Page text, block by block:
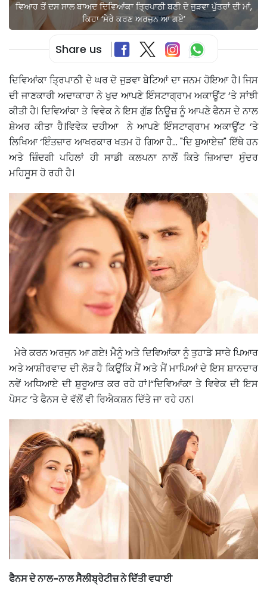
ਵਿਆਹ ਤੋਂ ਦਸ ਸਾਲ ਬਾਅਦ ਦਿਵਿਆਂਕਾ ਤ੍ਰਿਪਾਠੀ ਬਣੀ ਦੋ ਜੁੜਵਾ ਪੁੱਤਰਾਂ ਦੀ ਮਾਂ,
ਕਿਹਾ ‘ਮੇਰੇ ਕਰਣ ਅਰਜੁਨ ਆ ਗਏ’
Share us
ਦਿਵਿਆਂਕਾ ਤ੍ਰਿਪਾਠੀ ਦੇ ਘਰ ਦੋ ਜੁੜਵਾ ਬੇਟਿਆਂ ਦਾ ਜਨਮ ਹੋਇਆ ਹੈ। ਜਿਸ
ਦੀ ਜਾਣਕਾਰੀ ਅਦਾਕਾਰਾ ਨੇ ਖੁਦ ਆਪਣੇ ਇੰਸਟਾਗ੍ਰਾਮ ਅਕਾਊਂਟ ‘ਤੇ ਸਾਂਝੀ
ਕੀਤੀ ਹੈ। ਦਿਵਿਆਂਕਾ ਤੇ ਵਿਵੇਕ ਨੇ ਇਸ ਗੁੱਡ ਨਿਊਜ਼ ਨੂੰ ਆਪਣੇ ਫੈਨਸ ਦੇ ਨਾਲ
ਸ਼ੇਅਰ ਕੀਤਾ ਹੈ।ਵਿਵੇਕ ਦਹੀਆ ਨੇ ਆਪਣੇ ਇੰਸਟਾਗ੍ਰਾਮ ਅਕਾਊਂਟ ‘ਤੇ
ਲਿਖਿਆ ‘ਇੰਤਜ਼ਾਰ ਆਖਰਕਾਰ ਖਤਮ ਹੋ ਗਿਆ ਹੈ... "ਦਿ ਬੁਆਏਜ਼" ਇੱਥੇ ਹਨ
ਅਤੇ ਜ਼ਿੰਦਗੀ ਪਹਿਲਾਂ ਹੀ ਸਾਡੀ ਕਲਪਨਾ ਨਾਲੋਂ ਕਿਤੇ ਜ਼ਿਆਦਾ ਸੁੰਦਰ
ਮਹਿਸੂਸ ਹੋ ਰਹੀ ਹੈ।
ਮੇਰੇ ਕਰਨ ਅਰਜੁਨ ਆ ਗਏ! ਮੈਨੂੰ ਅਤੇ ਦਿਵਿਆਂਕਾ ਨੂੰ ਤੁਹਾਡੇ ਸਾਰੇ ਪਿਆਰ
ਅਤੇ ਆਸ਼ੀਰਵਾਦ ਦੀ ਲੋੜ ਹੈ ਕਿਉਂਕਿ ਮੈਂ ਅਤੇ ਮੈਂ ਮਾਪਿਆਂ ਦੇ ਇਸ ਸ਼ਾਨਦਾਰ
ਨਵੇਂ ਅਧਿਆਏ ਦੀ ਸ਼ੁਰੂਆਤ ਕਰ ਰਹੇ ਹਾਂ।“ਦਿਵਿਆਂਕਾ ਤੇ ਵਿਵੇਕ ਦੀ ਇਸ
ਪੋਸਟ ‘ਤੇ ਫੈਨਸ ਦੇ ਵੱਲੋਂ ਵੀ ਰਿਐਕਸ਼ਨ ਦਿੱਤੇ ਜਾ ਰਹੇ ਹਨ।
ਫੈਨਸ ਦੇ ਨਾਲ-ਨਾਲ ਸੈਲੀਬ੍ਰੇਟੀਜ਼ ਨੇ ਦਿੱਤੀ ਵਧਾਈ